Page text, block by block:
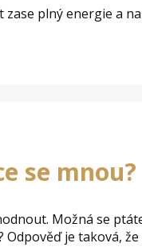
plný energie a
se mnou?
Možná se
je taková,